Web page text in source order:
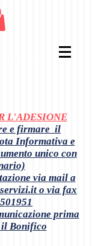
L'ADESIONE
e firmare il
Informativa e
unico con
via mail a
o via fax
prima
Bonifico